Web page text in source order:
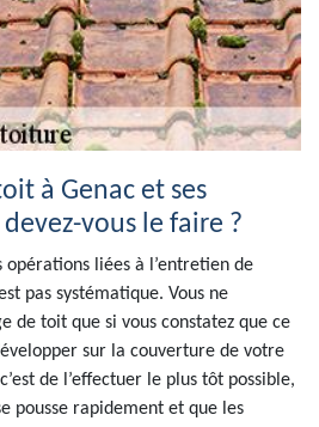
à Genac et ses
vous le faire ?
liées à l’entretien de
pas systématique. Vous ne
de toit que si vous constatez que ce
sur la couverture de votre
de l’effectuer le plus tôt possible,
pousse rapidement et que les